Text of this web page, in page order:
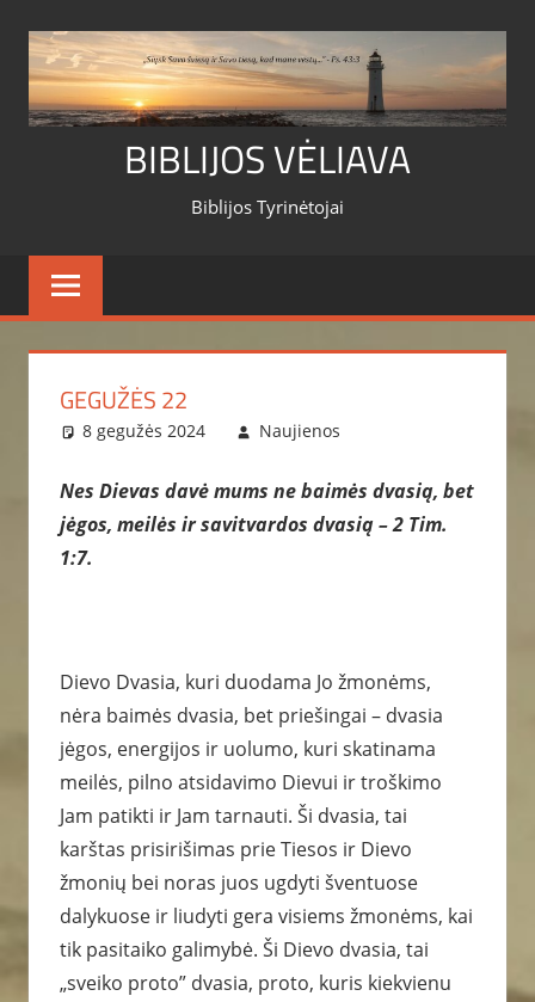
content
BIBLIJOS VĖLIAVA
Biblijos Tyrinėtojai
GEGUŽĖS 22
8 gegužės 2024 Naujienos
Nes Dievas davė mums ne baimės dvasią, bet
jėgos, meilės ir savitvardos dvasią – 2 Tim.
1:7.
Dievo Dvasia, kuri duodama Jo žmonėms,
nėra baimės dvasia, bet priešingai – dvasia
jėgos, energijos ir uolumo, kuri skatinama
meilės, pilno atsidavimo Dievui ir troškimo
Jam patikti ir Jam tarnauti. Ši dvasia, tai
karštas prisirišimas prie Tiesos ir Dievo
žmonių bei noras juos ugdyti šventuose
dalykuose ir liudyti gera visiems žmonėms, kai
tik pasitaiko galimybė. Ši Dievo dvasia, tai
„sveiko proto” dvasia, proto, kuris kiekvienu